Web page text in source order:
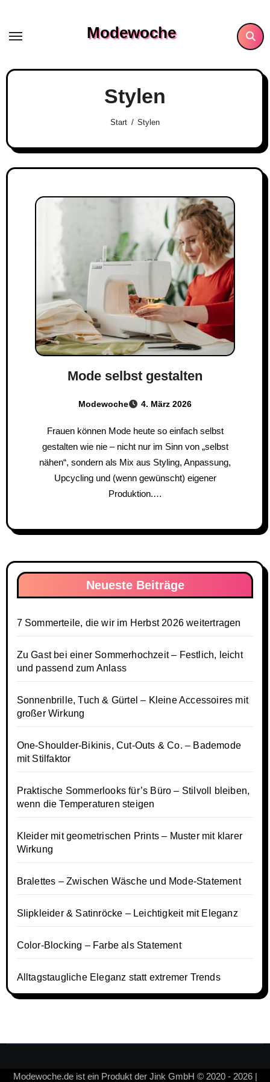
content
Modewoche
Stylen
Start Stylen
Mode selbst gestalten
Modewoche 4. März 2026
Frauen können Mode heute so einfach selbst
gestalten wie nie – nicht nur im Sinn von „selbst
nähen“, sondern als Mix aus Styling, Anpassung,
Upcycling und (wenn gewünscht) eigener
Produktion.…
Neueste Beiträge
7 Sommerteile, die wir im Herbst 2026 weitertragen
Zu Gast bei einer Sommerhochzeit – Festlich, leicht
und passend zum Anlass
Sonnenbrille, Tuch & Gürtel – Kleine Accessoires mit
großer Wirkung
One-Shoulder-Bikinis, Cut-Outs & Co. – Bademode
mit Stilfaktor
Praktische Sommerlooks für’s Büro – Stilvoll bleiben,
wenn die Temperaturen steigen
Kleider mit geometrischen Prints – Muster mit klarer
Wirkung
Bralettes – Zwischen Wäsche und Mode-Statement
Slipkleider & Satinröcke – Leichtigkeit mit Eleganz
Color-Blocking – Farbe als Statement
Alltagstaugliche Eleganz statt extremer Trends
Modewoche.de ist ein Produkt der Jink GmbH © 2020 - 2026 |